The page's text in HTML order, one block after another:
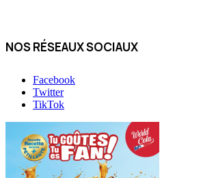
NOS RÉSEAUX SOCIAUX
Facebook
Twitter
TikTok